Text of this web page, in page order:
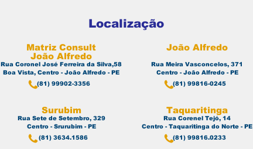
Localização
Matriz Consult
João Alfredo
Rua Coronel José Ferreira da Silva,58
Boa Vista, Centro - João Alfredo - PE
(81) 99902-3356
Surubim
Rua Sete de Setembro, 329
Centro - Srurubim - PE
(81) 3634.1586
João Alfredo
Rua Meira Vasconcelos, 371
Centro - João Alfredo - PE
(81) 99816-0245
Taquaritinga
Rua Corenel Tejó, 14
Centro - Taquaritinga do Norte - PE
(81) 99816.0233